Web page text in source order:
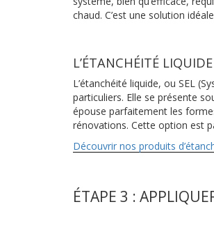
chaud. C’est une solution
L’ÉTANCHÉITÉ
L’étanchéité liquide, ou SEL
particuliers. Elle se présente
épouse parfaitement les
rénovations. Cette option est
Découvrir nos produits
ÉTAPE 3 :